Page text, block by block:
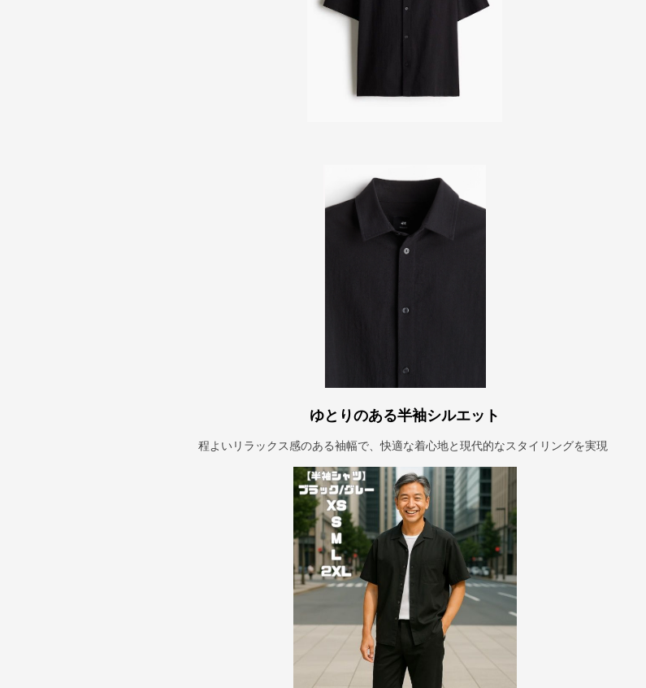
ゆとりのある半袖シルエット
程よいリラックス感のある袖幅で、快適な着心地と現代的なスタイリングを実現